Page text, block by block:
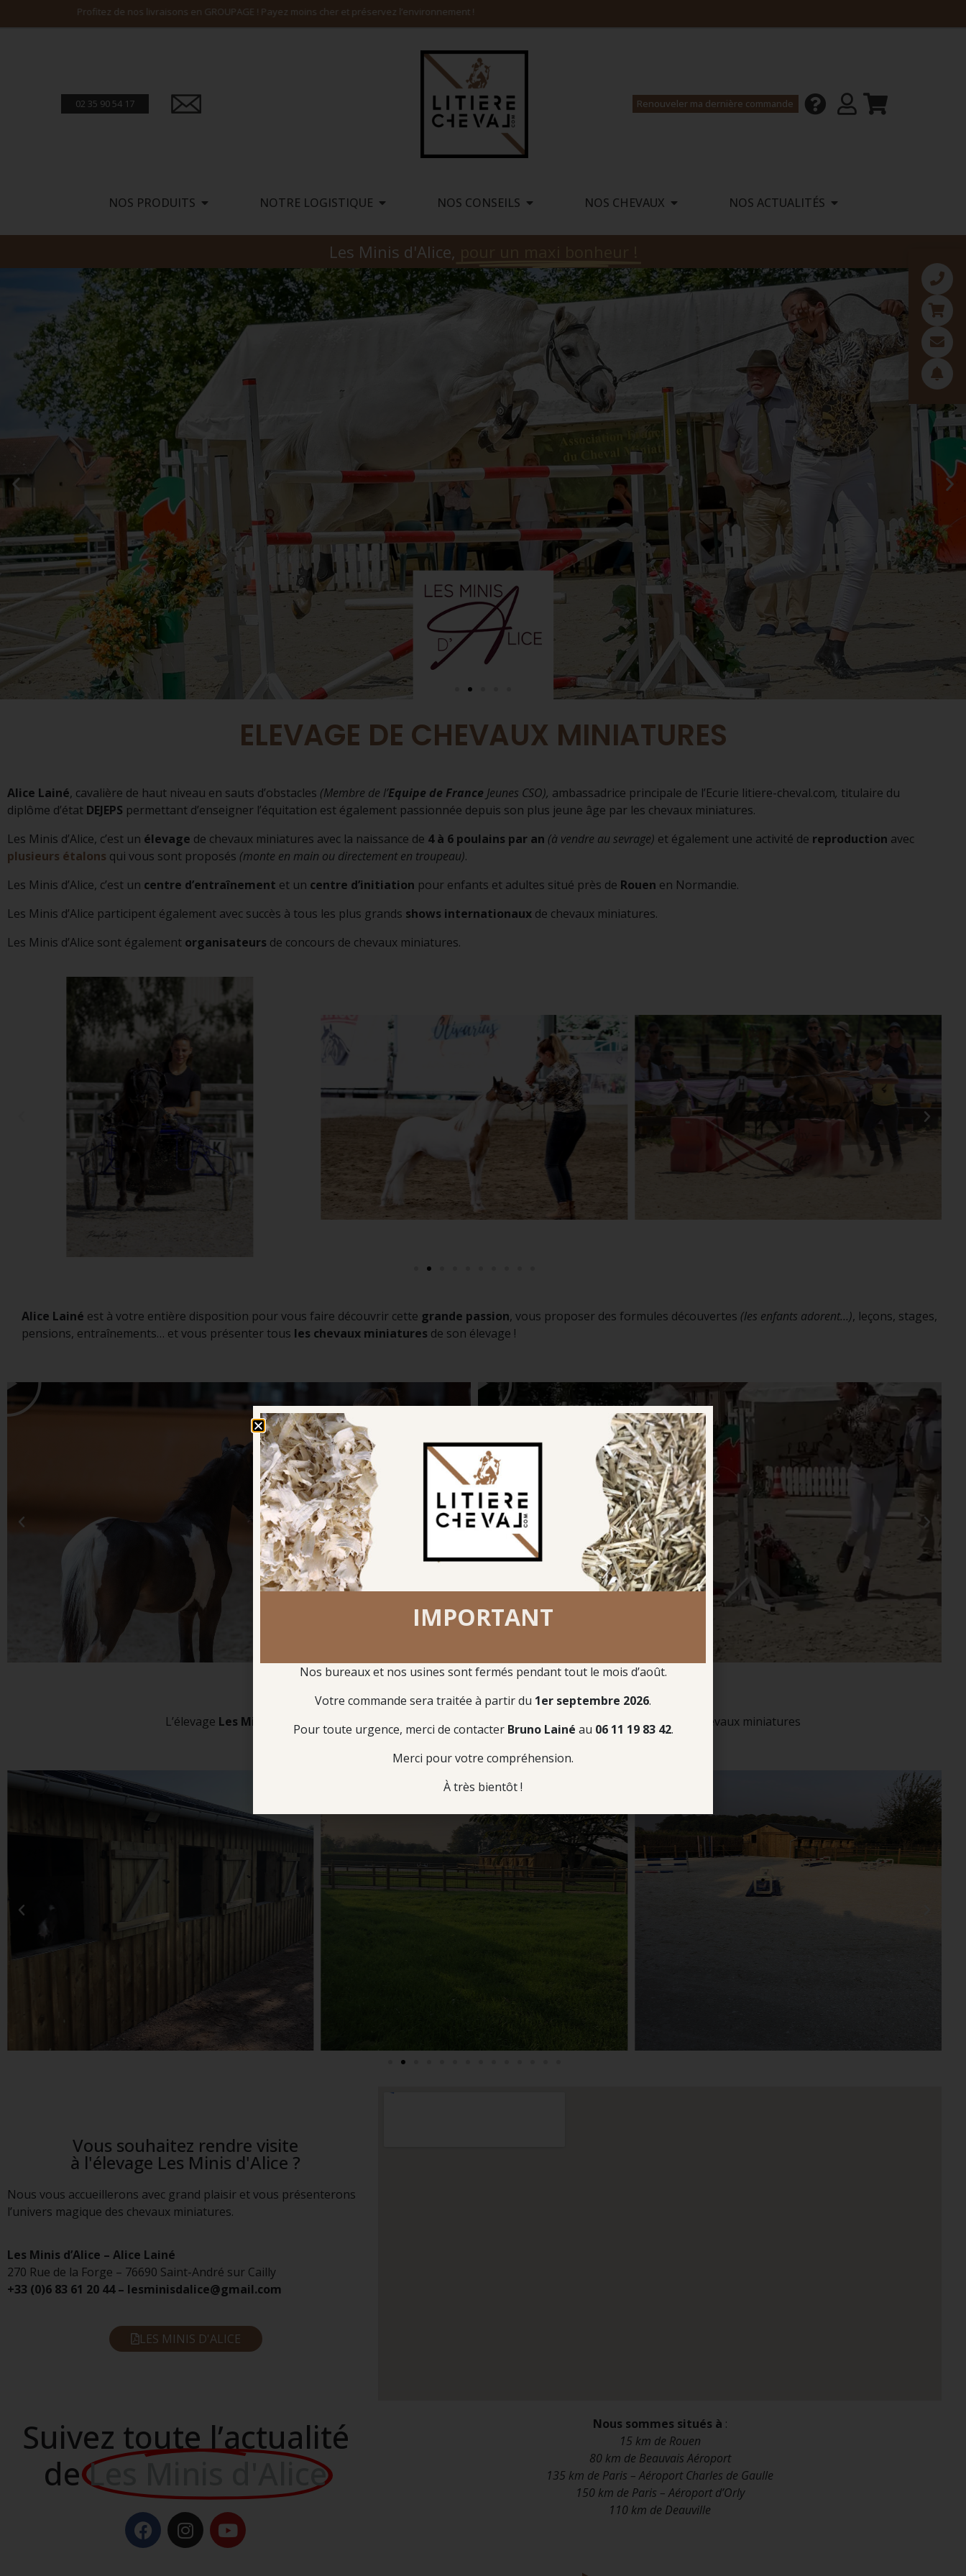
Payez en 4X SANS FRAIS, consultez nos tarifs livraison incluse
02 35 90 54 17 Renouveler ma dernière commande
NOS PRODUITS NOTRE LOGISTIQUE NOS CONSEILS NOS CHEVAUX NOS ACTUALITÉS
Les Minis d'Alice,
Les Minis
d'Alice
ELEVAGE DE CHEVAUX MINIATURES
Alice Lainé, cavalière de haut niveau en sauts d’obstacles (Membre de l’Equipe de France Jeunes CSO), ambassadrice principale de l’Ecurie litiere-cheval.com, titulaire du
diplôme d’état DEJEPS permettant d’enseigner l’équitation est également passionnée depuis son plus jeune âge par les chevaux miniatures.
Les Minis d’Alice, c’est un élevage de chevaux miniatures avec la naissance de 4 à 6 poulains par an (à vendre au sevrage) et également une activité de reproduction avec
plusieurs étalons qui vous sont proposés (monte en main ou directement en troupeau).
Les Minis d’Alice, c’est un centre d’entraînement et un centre d’initiation pour enfants et adultes situé près de Rouen en Normandie.
Les Minis d’Alice participent également avec succès à tous les plus grands shows internationaux de chevaux miniatures.
Les Minis d’Alice sont également organisateurs de concours de chevaux miniatures.
Alice Lainé est à votre entière disposition pour vous faire découvrir cette grande passion, vous proposer des formules découvertes (les enfants adorent…), leçons, stages,
pensions, entraînements… et vous présenter tous les chevaux miniatures de son élevage !
L’élevage Les Minis d’Alice possède des installations conçus et parfaitement adaptéespour les chevaux miniatures
Vous souhaitez rendre visite
à l'élevage Les Minis d'Alice ?
Nous vous accueillerons avec grand plaisir et vous présenterons
l’univers magique des chevaux miniatures.
Les Minis d’Alice – Alice Lainé
270 Rue de la Forge – 76690 Saint-André sur Cailly
+33 (0)6 83 61 20 44 – lesminisdalice@gmail.com
LES MINIS D'ALICE
Suivez toute l’actualité
de Les Minis d'Alice
Nous sommes situés à :
15 km de Rouen
80 km de Beauvais Aéroport
135 km de Paris – Aéroport Charles de Gaulle
150 km de Paris – Aéroport d’Orly
110 km de Deauville
IMPORTANT
Nos bureaux et nos usines sont fermés pendant tout le mois d’août.
Votre commande sera traitée à partir du 1er septembre 2026.
Pour toute urgence, merci de contacter Bruno Lainé au 06 11 19 83 42.
Merci pour votre compréhension.
À très bientôt !